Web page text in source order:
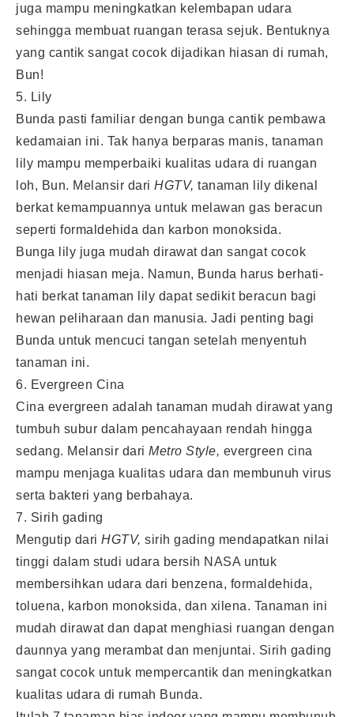
juga mampu meningkatkan kelembapan udara
sehingga membuat ruangan terasa sejuk. Bentuknya
yang cantik sangat cocok dijadikan hiasan di rumah,
Bun!
5. Lily
Bunda pasti familiar dengan bunga cantik pembawa
kedamaian ini. Tak hanya berparas manis, tanaman
lily mampu memperbaiki kualitas udara di ruangan
loh, Bun. Melansir dari HGTV, tanaman lily dikenal
berkat kemampuannya untuk melawan gas beracun
seperti formaldehida dan karbon monoksida.
Bunga lily juga mudah dirawat dan sangat cocok
menjadi hiasan meja. Namun, Bunda harus berhati-
hati berkat tanaman lily dapat sedikit beracun bagi
hewan peliharaan dan manusia. Jadi penting bagi
Bunda untuk mencuci tangan setelah menyentuh
tanaman ini.
6. Evergreen Cina
Cina evergreen adalah tanaman mudah dirawat yang
tumbuh subur dalam pencahayaan rendah hingga
sedang. Melansir dari Metro Style, evergreen cina
mampu menjaga kualitas udara dan membunuh virus
serta bakteri yang berbahaya.
7. Sirih gading
Mengutip dari HGTV, sirih gading mendapatkan nilai
tinggi dalam studi udara bersih NASA untuk
membersihkan udara dari benzena, formaldehida,
toluena, karbon monoksida, dan xilena. Tanaman ini
mudah dirawat dan dapat menghiasi ruangan dengan
daunnya yang merambat dan menjuntai. Sirih gading
sangat cocok untuk mempercantik dan meningkatkan
kualitas udara di rumah Bunda.